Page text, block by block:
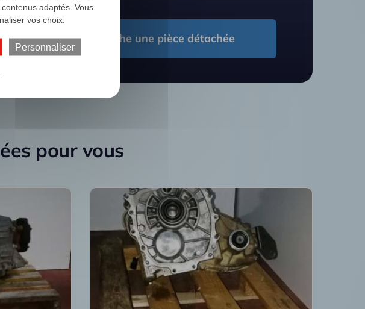
Je recherche une pièce détachée
pour vous
adaptés. Vous
vos choix.
Personnaliser